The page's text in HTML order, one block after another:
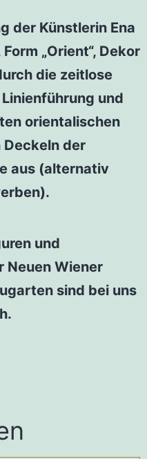
der Künstlerin Ena
„Orient“, Dekor
die zeitlose
und
orientalischen
Deckeln der
aus (alternativ
und
Neuen Wiener
sind bei uns